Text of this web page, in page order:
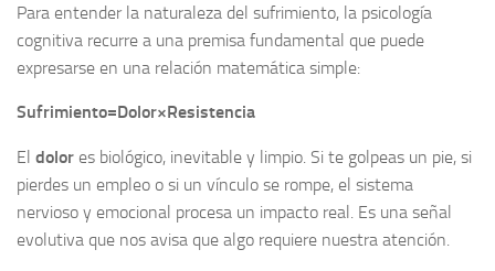
Para entender la naturaleza del sufrimiento, la psicología
cognitiva recurre a una premisa fundamental que puede
expresarse en una relación matemática simple:
Sufrimiento=Dolor×Resistencia
El dolor es biológico, inevitable y limpio. Si te golpeas un pie, si
pierdes un empleo o si un vínculo se rompe, el sistema
nervioso y emocional procesa un impacto real. Es una señal
evolutiva que nos avisa que algo requiere nuestra atención.